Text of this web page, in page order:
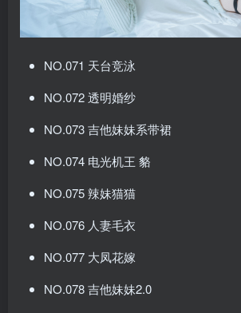
NO.071 天台竞泳
NO.072 透明婚纱
NO.073 吉他妹妹系带裙
NO.074 电光机王 貉
NO.075 辣妹猫猫
NO.076 人妻毛衣
NO.077 大凤花嫁
NO.078 吉他妹妹2.0